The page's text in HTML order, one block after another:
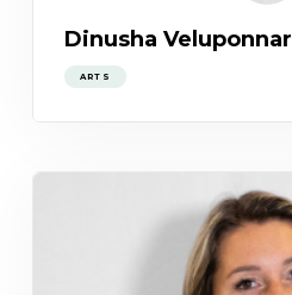
Dinusha Veluponnar
ARTS